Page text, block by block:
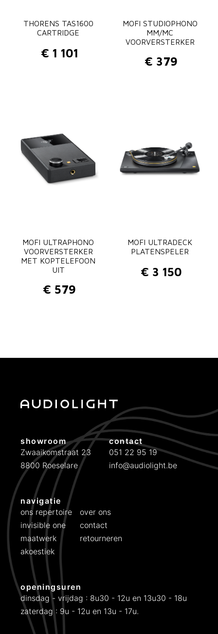
THORENS TAS1600
CARTRIDGE
€ 1 101
MOFI STUDIOPHONO
MM/MC
VOORVERSTERKER
€ 379
MOFI ULTRAPHONO
VOORVERSTERKER
MET KOPTELEFOON
UIT
€ 579
MOFI ULTRADECK
PLATENSPELER
€ 3 150
showroom
Zwaaikomstraat 23
8800 Roeselare
contact
051 22 95 19
info@audiolight.be
navigatie
ons repertoire
invisible one
maatwerk
akoestiek
over ons
contact
retourneren
openingsuren
dinsdag - vrijdag : 8u30 - 12u en 13u30 - 18u
zaterdag : 9u - 12u en 13u - 17u.